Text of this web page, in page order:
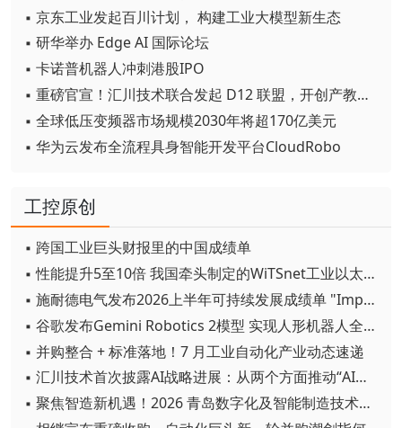
▪ 京东工业发起百川计划， 构建工业大模型新生态
▪ 研华举办 Edge AI 国际论坛
▪ 卡诺普机器人冲刺港股IPO
▪ 重磅官宣！汇川技术联合发起 D12 联盟，开创产教融合新范式
▪ 全球低压变频器市场规模2030年将超170亿美元
▪ 华为云发布全流程具身智能开发平台CloudRobo
工控原创
▪ 跨国工业巨头财报里的中国成绩单
▪ 性能提升5至10倍 我国牵头制定的WiTSnet工业以太网国际标准正式发布
▪ 施耐德电气发布2026上半年可持续发展成绩单 "Impact 2030"路线图开局稳健
▪ 谷歌发布Gemini Robotics 2模型 实现人形机器人全身智能控制突破
▪ 并购整合 + 标准落地！7 月工业自动化产业动态速递
▪ 汇川技术首次披露AI战略进展：从两个方面推动“AI业务化”落地
▪ 聚焦智造新机遇！2026 青岛数字化及智能制造技术论坛圆满落幕